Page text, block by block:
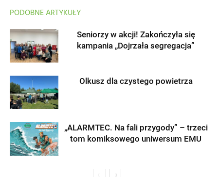
PODOBNE ARTYKUŁY
Seniorzy w akcji! Zakończyła się
kampania „Dojrzała segregacja”
Olkusz dla czystego powietrza
„ALARMTEC. Na fali przygody” – trzeci
tom komiksowego uniwersum EMU